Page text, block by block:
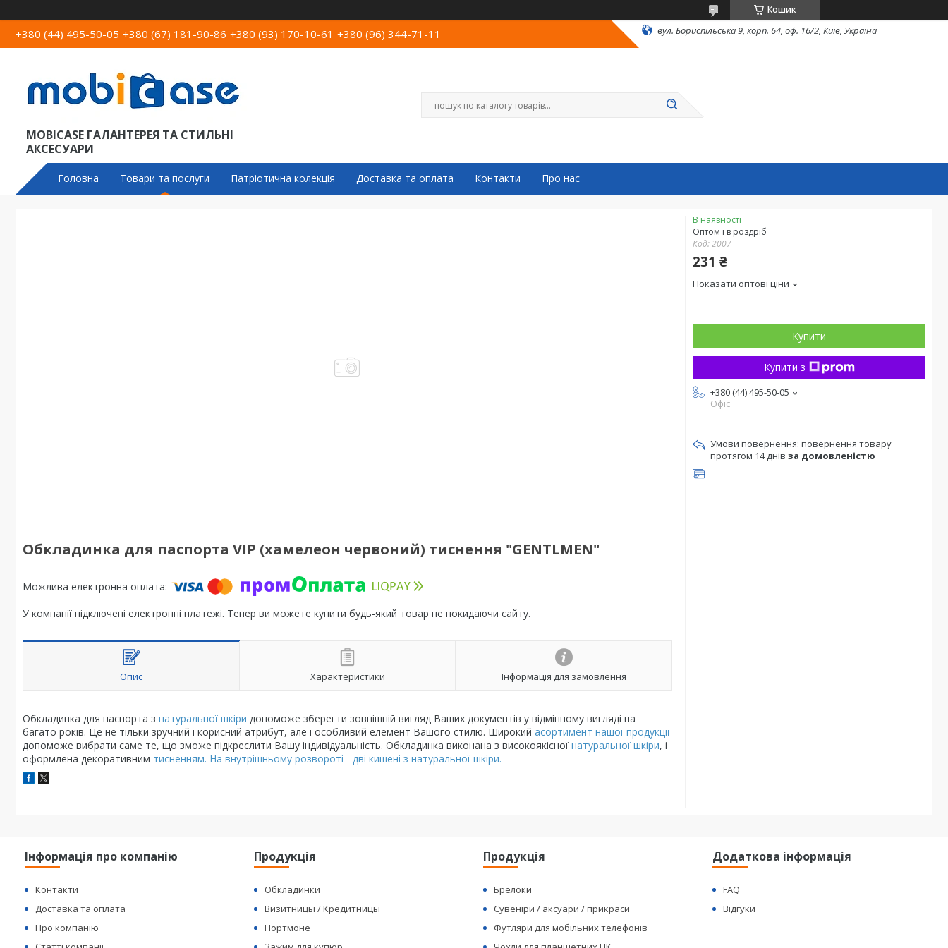
Кошик
+380 (44) 495-50-05 +380 (67) 181-90-86 +380 (93) 170-10-61 +380 (96) 344-71-11 вул. Бориспільська 9, корп. 64, оф. 16/2, Київ, Україна
MOBICASE ГАЛАНТЕРЕЯ ТА СТИЛЬНІ
АКСЕСУАРИ
Головна Товари та послуги Патріотична колекція Доставка та оплата Контакти Про нас
Обкладинка для паспорта VIP (хамелеон червоний) тиснення "GENTLMEN"
У компанії підключені електронні платежі. Тепер ви можете купити будь-який товар не покидаючи сайту.
Опис Характеристики Інформація для замовлення
Обкладинка для паспорта з натуральної шкіри допоможе зберегти зовнішній вигляд Ваших документів у відмінному вигляді на
багато років. Це не тільки зручний і корисний атрибут, але і особливий елемент Вашого стилю. Широкий асортимент нашої продукції
допоможе вибрати саме те, що зможе підкреслити Вашу індивідуальність. Обкладинка виконана з високоякісної натуральної шкіри, і
оформлена декоративним тисненням. На внутрішньому розвороті - дві кишені з натуральної шкіри.
В наявності
Оптом і в роздріб
Код:2007
231 ₴
Показати оптові ціни
Купити
Купити з
+380 (44) 495-50-05
Офіс
повернення товару
протягом 14 днів за домовленістю
Інформація про компанію
Контакти
Доставка та оплата
Про компанію
Продукція
Обкладинки
Визитницы / Кредитницы
Портмоне
Продукція
Брелоки
Сувеніри / аксуари / прикраси
Футляри для мобільних телефонів
Додаткова інформація
FAQ
Відгуки